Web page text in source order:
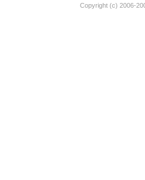
Copyright (c) 2006-